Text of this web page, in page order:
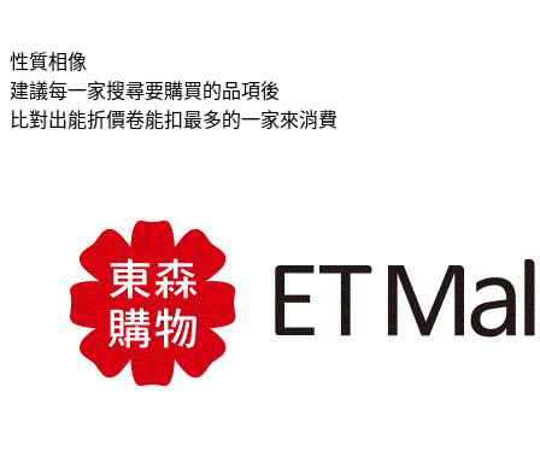
性質相像
建議每一家搜尋要購買的品項後
比對出能折價卷能扣最多的一家來消費